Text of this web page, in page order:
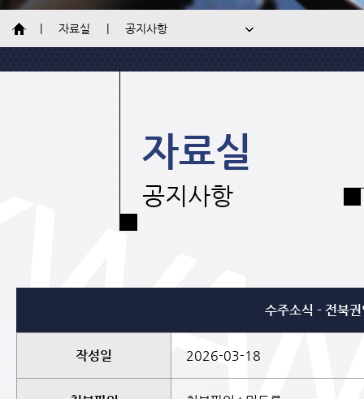
자료실 공지사항
홍보자료
자료실
공지사항
수주소식 - 전북
작성일 2026-03-18